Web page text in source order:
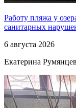
Работу пляжа у
санитарных
6 августа 2026
Екатерина